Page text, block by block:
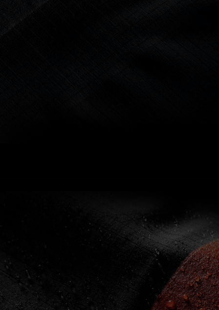
SÉCHAGE RAPIDE
Revêtement hydrophobe pour la
déperlance